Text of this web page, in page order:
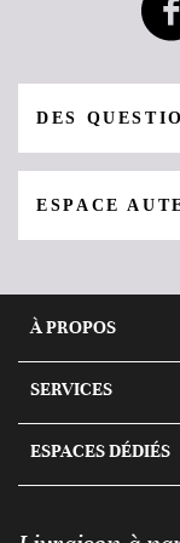
DES
ESPACE
À PROPOS
SERVICES
ESPACES DÉDIÉS